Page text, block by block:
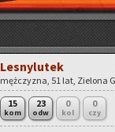
Le­sny­lu­tek
męż­czy­zna, 51 lat, Zie­lo­na
15
kom
23
odw
0
kol
0
czy